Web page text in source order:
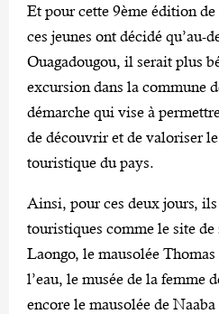
Et pour cette 9ème édition
ces jeunes ont décidé qu’au-
Ouagadougou, il serait plus
excursion dans la commune
démarche qui vise à
de découvrir et de valoriser
touristique du pays.
Ainsi, pour ces deux jours,
touristiques comme le site
Laongo, le mausolée
l’eau, le musée de la femme
encore le mausolée de